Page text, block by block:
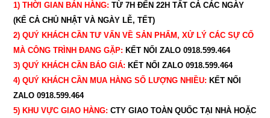
1) THỜI GIAN BÁN HÀNG: TỪ 7H ĐẾN 22H TẤT CẢ CÁC NGÀY
(KỂ CẢ CHỦ NHẬT VÀ NGÀY LỄ, TẾT)
2) QUÝ KHÁCH CẦN TƯ VẤN VỀ SẢN PHẨM, XỬ LÝ CÁC SỰ CỐ
MÀ CÔNG TRÌNH ĐANG GẶP: KẾT NỐI ZALO 0918.599.464
3) QUÝ KHÁCH CẦN BÁO GIÁ: KẾT NỐI ZALO 0918.599.464
4) QUÝ KHÁCH CẦN MUA HÀNG SỐ LƯỢNG NHIỀU: KẾT NỐI
ZALO 0918.599.464
5) KHU VỰC GIAO HÀNG: CTY GIAO TOÀN QUỐC TẠI NHÀ HOẶC